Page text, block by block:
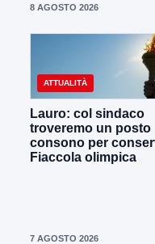
8 AGOSTO 2026
ATTUALITÀ
Lauro: col sindaco
troveremo un posto
consono per
Fiaccola olimpica
7 AGOSTO 2026